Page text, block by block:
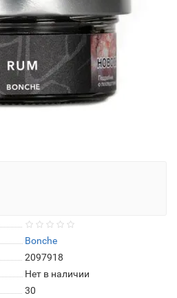
Bonche
2097918
Нет в наличии
30